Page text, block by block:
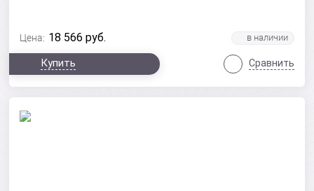
Цена: 18 566 руб.
Купить Сравнить